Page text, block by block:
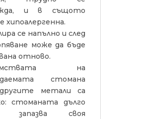
и в същото
хипоалергенна.
се напълно и след
може да бъде
отново.
на
стомана
метали са
стоманата дълго
запазва своя